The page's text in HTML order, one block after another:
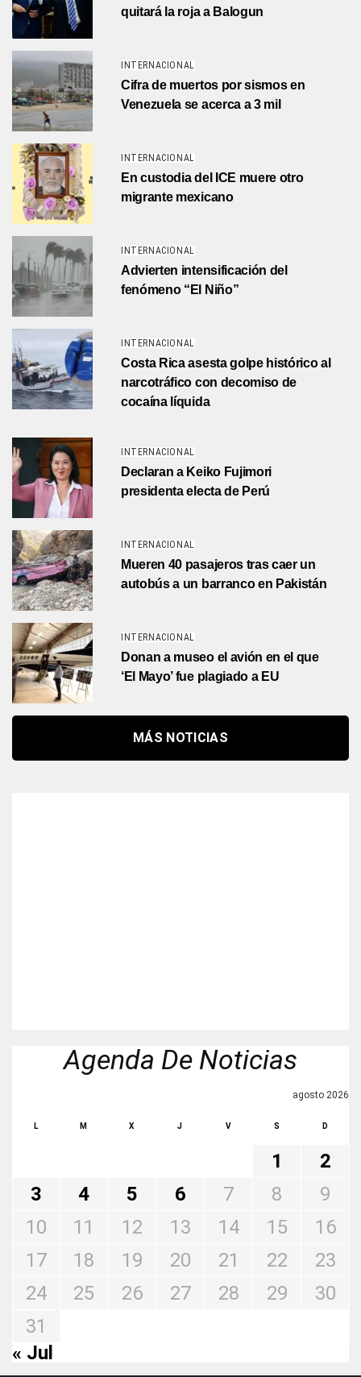
quitará la roja a Balogun
INTERNACIONAL
Cifra de muertos por sismos en
Venezuela se acerca a 3 mil
INTERNACIONAL
En custodia del ICE muere otro
migrante mexicano
INTERNACIONAL
Advierten intensificación del
fenómeno “El Niño”
INTERNACIONAL
Costa Rica asesta golpe histórico al
narcotráfico con decomiso de
cocaína líquida
INTERNACIONAL
Declaran a Keiko Fujimori
presidenta electa de Perú
INTERNACIONAL
Mueren 40 pasajeros tras caer un
autobús a un barranco en Pakistán
INTERNACIONAL
Donan a museo el avión en el que
‘El Mayo’ fue plagiado a EU
MÁS NOTICIAS
Agenda De Noticias
agosto 2026
L M X J V S D
1
2
3
4 5 6 7 8
9
10
11 12 13 14 15
16
17
18 19 20 21 22
23
24
25 26 27 28 29
30
31
« Jul